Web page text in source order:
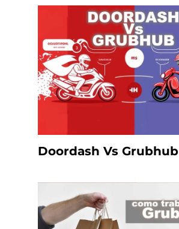
Doordash Vs Grubhub